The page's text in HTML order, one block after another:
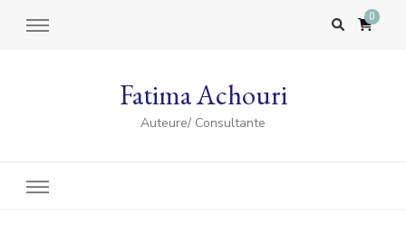
0
Fatima Achouri
Auteure/ Consultante